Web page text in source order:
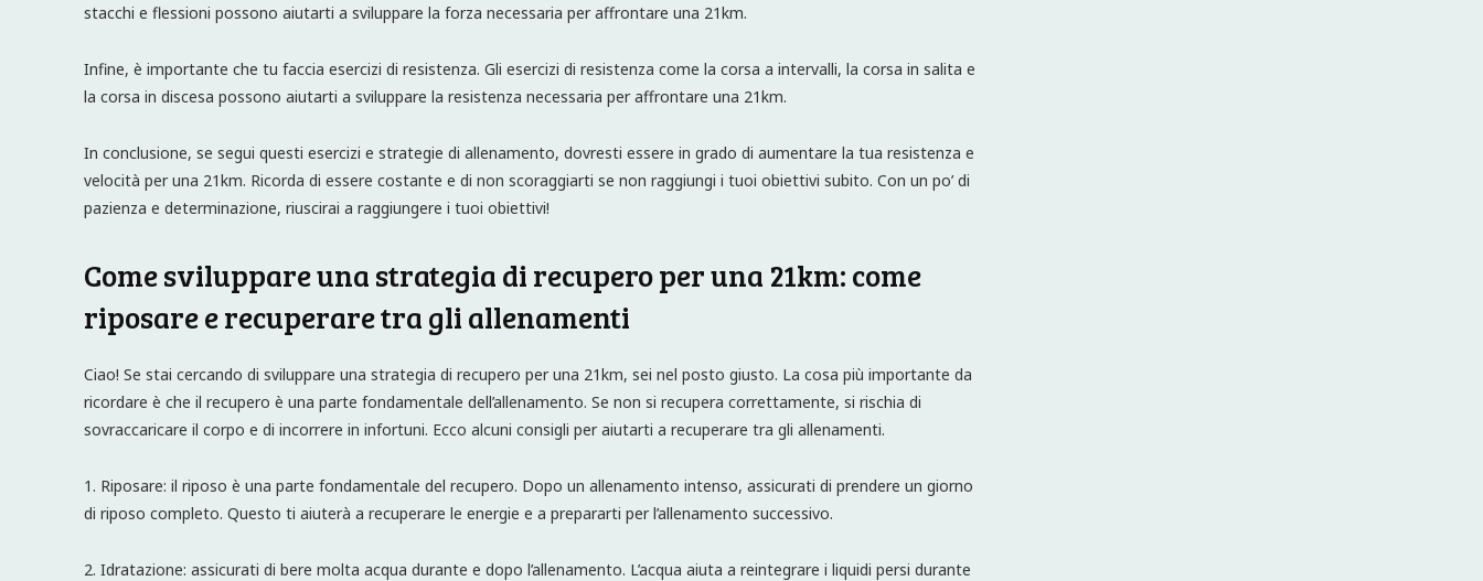
stacchi e flessioni possono aiutarti a sviluppare la forza necessaria per affrontare una 21km.
Infine, è importante che tu faccia esercizi di resistenza. Gli esercizi di resistenza come la corsa a intervalli, la corsa in salita e
la corsa in discesa possono aiutarti a sviluppare la resistenza necessaria per affrontare una 21km.
In conclusione, se segui questi esercizi e strategie di allenamento, dovresti essere in grado di aumentare la tua resistenza e
velocità per una 21km. Ricorda di essere costante e di non scoraggiarti se non raggiungi i tuoi obiettivi subito. Con un po’ di
pazienza e determinazione, riuscirai a raggiungere i tuoi obiettivi!
Come sviluppare una strategia di recupero per una 21km: come
riposare e recuperare tra gli allenamenti
Ciao! Se stai cercando di sviluppare una strategia di recupero per una 21km, sei nel posto giusto. La cosa più importante da
ricordare è che il recupero è una parte fondamentale dell’allenamento. Se non si recupera correttamente, si rischia di
sovraccaricare il corpo e di incorrere in infortuni. Ecco alcuni consigli per aiutarti a recuperare tra gli allenamenti.
1. Riposare: il riposo è una parte fondamentale del recupero. Dopo un allenamento intenso, assicurati di prendere un giorno
di riposo completo. Questo ti aiuterà a recuperare le energie e a prepararti per l’allenamento successivo.
2. Idratazione: assicurati di bere molta acqua durante e dopo l’allenamento. L’acqua aiuta a reintegrare i liquidi persi durante